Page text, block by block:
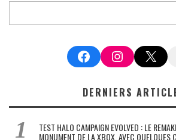
FacebookInstagram
X
DERNIERS
TEST HALO CAMPAIGN EVOLVED : LE
MONUMENT DE LA XBOX, AVEC QUELQUES